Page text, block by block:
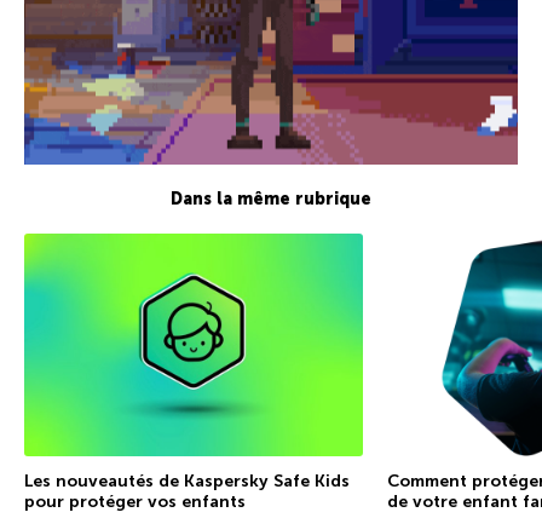
Dans la même rubrique
Les nouveautés de Kaspersky Safe Kids
pour protéger vos enfants
Comment
de votre enfant